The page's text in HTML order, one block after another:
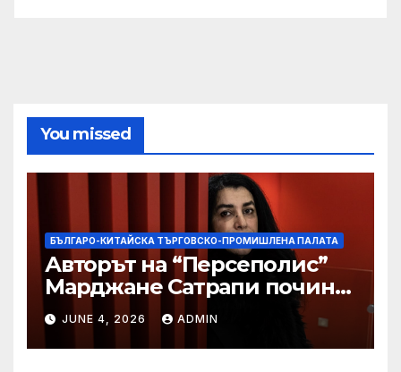
You missed
БЪЛГАРО-КИТАЙСКА ТЪРГОВСКО-ПРОМИШЛЕНА ПАЛАТА
Авторът на “Персеполис”
Марджане Сатрапи почина
“от тъга” на 56 години
JUNE 4, 2026 ADMIN